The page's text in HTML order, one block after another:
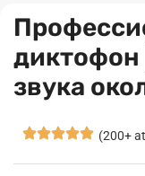
диктофон
звука
(200+